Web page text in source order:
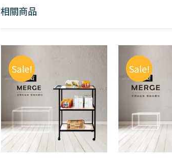
相關商品
Sale! Sale!